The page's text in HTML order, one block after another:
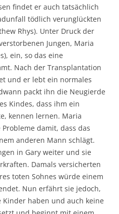
findet er auch tatsächlich
tödlich verunglückten
Rhys). Unter Druck der
Jungen, Maria
ein, so das eine
Nach der Transplantation
und er lebt ein normales
packt ihn die Neugierde
Kindes, dass ihm ein
kennen lernen. Maria
damit, dass das
anderen Mann schlägt.
in Gary weiter und sie
Damals versicherten
toten Sohnes würde einem
Nun erfährt sie jedoch,
Kinder haben und auch keine